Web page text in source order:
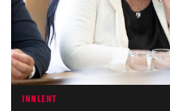
INNLENT